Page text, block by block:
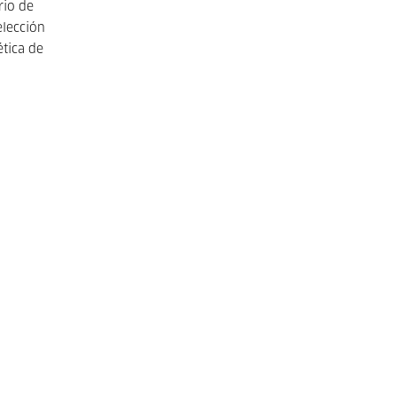
de
de